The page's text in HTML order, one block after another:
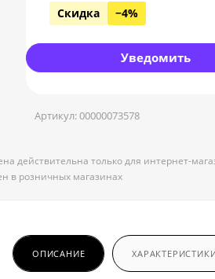
Скидка −4%
Уведомить
Артикул:00000073578
действительна только для интернет-
в розничных магазинах
ОПИСАНИЕ